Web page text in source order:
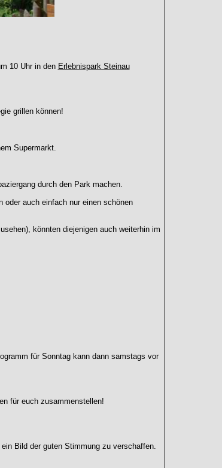
10 Uhr in den Erlebnispark Steinau
grillen können!
Supermarkt.
durch den Park machen.
auch einfach nur einen schönen
könnten diejenigen auch weiterhin im
für Sonntag kann dann samstags vor
für euch zusammenstellen!
Bild der guten Stimmung zu verschaffen.